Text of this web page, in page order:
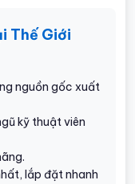
Thế Giới
nguồn gốc xuất
kỹ thuật viên
lắp đặt nhanh